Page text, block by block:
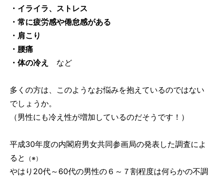
・イライラ、ストレス
・常に疲労感や倦怠感がある
・肩こり
・腰痛
・体の冷え など
多くの方は、このようなお悩みを抱えているのではない
でしょうか。
（男性にも冷え性が増加しているのだそうです！）
平成30年度の内閣府男女共同参画局の発表した調査によ
ると
（※）
やはり20代～60代の男性の６～７割程度は何らかの不調